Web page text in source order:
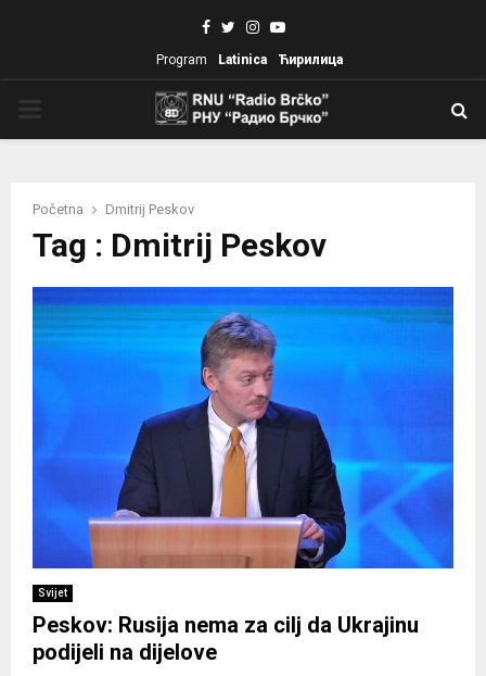
Facebook
TwitterInstagram
Youtube
Program Latinica Ћирилица
Početna Dmitrij Peskov
Tag : Dmitrij Peskov
Svijet
Peskov: Rusija nema za cilj da Ukrajinu
podijeli na dijelove